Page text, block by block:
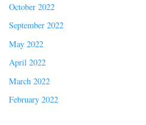
October 2022
September 2022
May 2022
April 2022
March 2022
February 2022